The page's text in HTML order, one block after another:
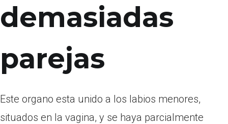
demasiadas
parejas
Este organo esta unido a los labios menores,
situados en la vagina, y se haya parcialmente